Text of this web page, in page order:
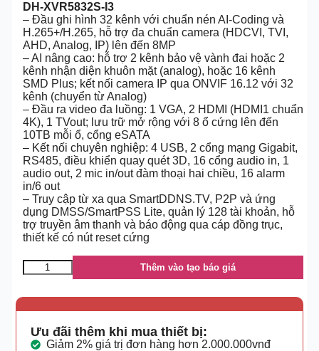
DH-XVR5832S-I3
– Đầu ghi hình 32 kênh với chuẩn nén AI-Coding và
H.265+/H.265, hỗ trợ đa chuẩn camera (HDCVI, TVI,
AHD, Analog, IP) lên đến 8MP
– AI nâng cao: hỗ trợ 2 kênh bảo vệ vành đai hoặc 2
kênh nhận diện khuôn mặt (analog), hoặc 16 kênh
SMD Plus; kết nối camera IP qua ONVIF 16.12 với 32
kênh (chuyển từ Analog)
– Đầu ra video đa luồng: 1 VGA, 2 HDMI (HDMI1 chuẩn
4K), 1 TVout; lưu trữ mở rộng với 8 ổ cứng lên đến
10TB mỗi ổ, cổng eSATA
– Kết nối chuyên nghiệp: 4 USB, 2 cổng mạng Gigabit,
RS485, điều khiển quay quét 3D, 16 cổng audio in, 1
audio out, 2 mic in/out đàm thoại hai chiều, 16 alarm
in/6 out
– Truy cập từ xa qua SmartDDNS.TV, P2P và ứng
dụng DMSS/SmartPSS Lite, quản lý 128 tài khoản, hỗ
trợ truyền âm thanh và báo động qua cáp đồng trục,
thiết kế có nút reset cứng
Thêm vào tạo báo giá
Ưu đãi thêm khi mua thiết bị:
Giảm 2% giá trị đơn hàng hơn 2.000.000vnđ